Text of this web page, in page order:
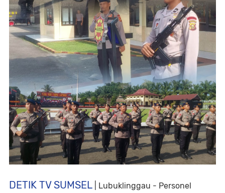
DETIK TV SUMSEL | Lubuklinggau - Personel